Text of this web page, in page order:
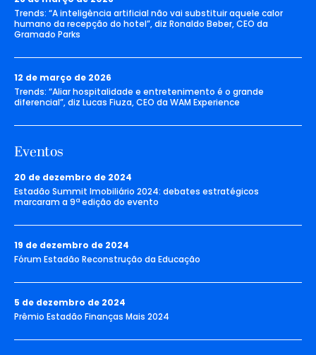
Trends: “A inteligência artificial não vai substituir aquele calor
humano da recepção do hotel”, diz Ronaldo Beber, CEO da
Gramado Parks
12 de março de 2026
Trends: “Aliar hospitalidade e entretenimento é o grande
diferencial”, diz Lucas Fiuza, CEO da WAM Experience
Eventos
20 de dezembro de 2024
Estadão Summit Imobiliário 2024: debates estratégicos
marcaram a 9ª edição do evento
19 de dezembro de 2024
Fórum Estadão Reconstrução da Educação
5 de dezembro de 2024
Prêmio Estadão Finanças Mais 2024